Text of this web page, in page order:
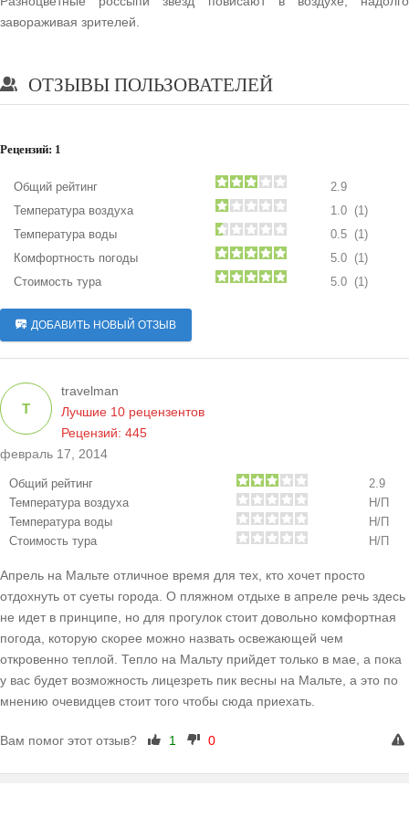
завораживая зрителей.
ОТЗЫВЫ ПОЛЬЗОВАТЕЛЕЙ
Рецензий: 1
Общий рейтинг
2.9
Температура воздуха
1.0 (1)
Температура воды
0.5 (1)
Комфортность погоды
5.0 (1)
Стоимость тура
5.0 (1)
ДОБАВИТЬ НОВЫЙ ОТЗЫВ
февраль 17, 2014
Общий рейтинг
2.9
Температура воздуха
Н/П
Температура воды
Н/П
Стоимость тура
Н/П
Апрель на Мальте отличное время для тех, кто хочет просто
отдохнуть от суеты города. О пляжном отдыхе в апреле речь здесь
не идет в принципе, но для прогулок стоит довольно комфортная
погода, которую скорее можно назвать освежающей чем
откровенно теплой. Тепло на Мальту прийдет только в мае, а пока
у вас будет возможность лицезреть пик весны на Мальте, а это по
мнению очевидцев стоит того чтобы сюда приехать.
T
travelman
Лучшие 10 рецензентов
Рецензий: 445
Вам помог этот отзыв? 1 0